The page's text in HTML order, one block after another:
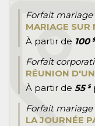
Forfait mariage
MARIAGE SUR
À partir de 100$
Forfait
RÉUNION
À partir de 55$
Forfait mariage
LA JOURNÉE